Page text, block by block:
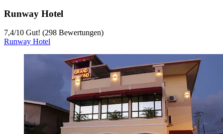
Runway Hotel
7,4/10 Gut! (298 Bewertungen)
Runway Hotel